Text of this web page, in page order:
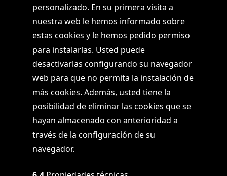
personalizado. En su primera visita a
nuestra web le hemos informado sobre
estas cookies y le hemos pedido permiso
para instalarlas. Usted puede
desactivarlas configurando su navegador
web para que no permita la instalación de
más cookies. Además, usted tiene la
posibilidad de eliminar las cookies que se
hayan almacenado con anterioridad a
través de la configuración de su
navegador.